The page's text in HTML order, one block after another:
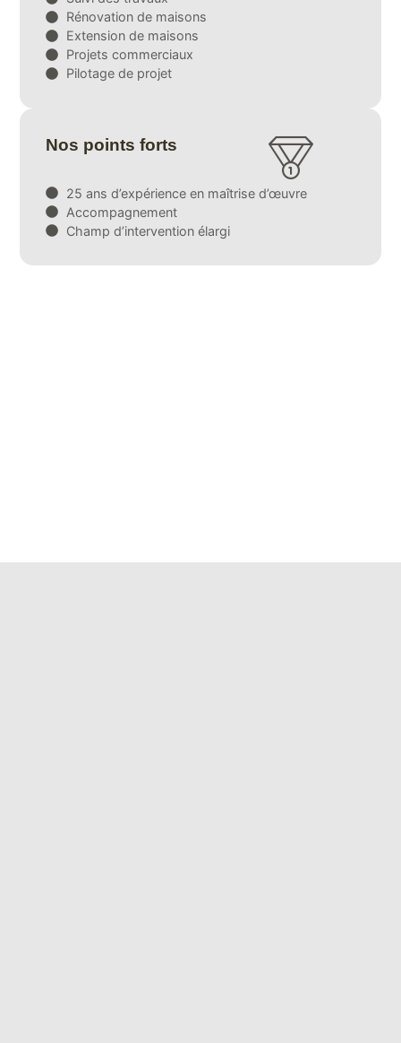
Rénovation de maisons
Extension de maisons
Projets commerciaux
Pilotage de projet
Nos points forts
25 ans d’expérience en maîtrise d’œuvre
Accompagnement
Champ d’intervention élargi